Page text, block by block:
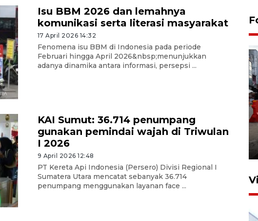
Isu BBM 2026 dan lemahnya
komunikasi serta literasi masyarakat
17 April 2026 14:32
Fenomena isu BBM di Indonesia pada periode
Februari hingga April 2026&nbsp;menunjukkan
adanya dinamika antara informasi, persepsi ...
KAI Sumut: 36.714 penumpang
gunakan pemindai wajah di Triwulan
I 2026
9 April 2026 12:48
PT Kereta Api Indonesia (Persero) Divisi Regional I
Sumatera Utara mencatat sebanyak 36.714
penumpang menggunakan layanan face ...
Pelaporan SPT Tahunan di
Sumut